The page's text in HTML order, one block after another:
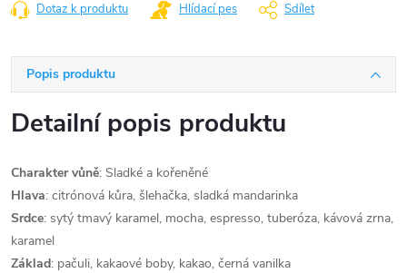
Dotaz k produktu Hlídací pes Sdílet
Popis produktu
Detailní popis produktu
Charakter vůně: Sladké a kořeněné
Hlava: citrónová kůra, šlehačka, sladká mandarinka
Srdce: sytý tmavý karamel, mocha, espresso, tuberóza, kávová zrna,
karamel
Základ: pačuli, kakaové boby, kakao, černá vanilka